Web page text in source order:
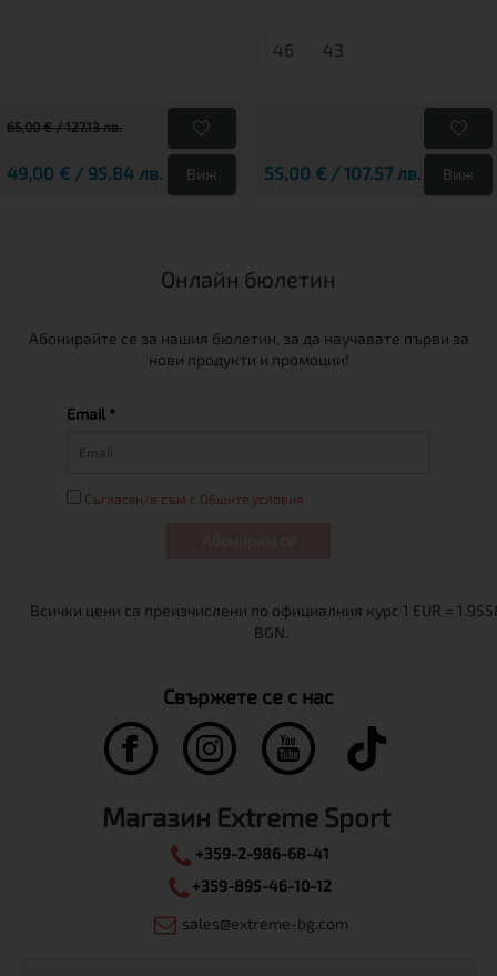
65,00 € / 127.13 лв.
49,00 € / 95.84 лв. Виж
46 43
55,00 € / 107.57 лв. Виж
Онлайн бюлетин
Абонирайте се за нашия бюлетин, за да научавате първи за
нови продукти и промоции!
Email *
Съгласен/а съм с Общите условия
Свържете се с нас
Магазин Extreme Sport
+359-2-986-68-41
+359-895-46-10-12
sales@extreme-bg.com